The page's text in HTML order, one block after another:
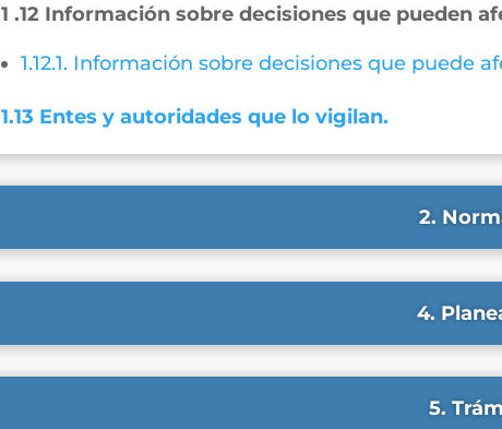
1 .12 Información sobre decisiones que pueden
1.12.1. Información sobre decisiones que puede
1.13 Entes y autoridades que lo vigilan.
2.
4.
5.